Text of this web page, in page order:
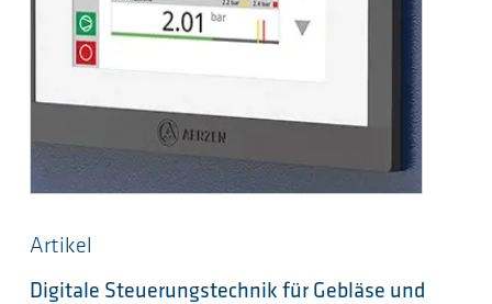
Artikel
Digitale Steuerungstechnik für Gebläse und